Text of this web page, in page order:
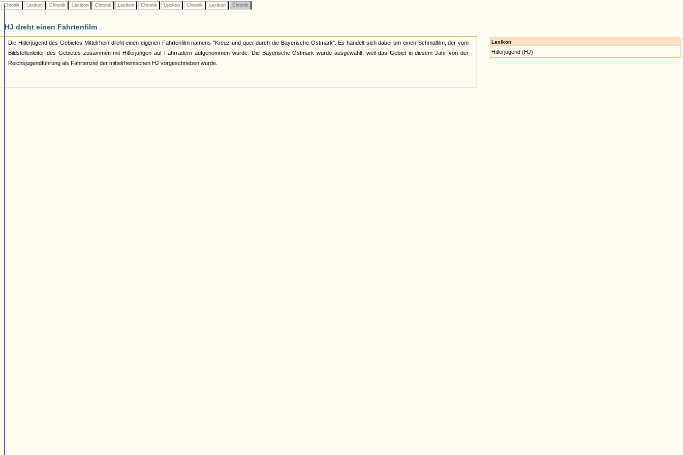
Chronik Lexikon Chronik Lexikon Chronik Lexikon Chronik Lexikon Chronik Lexikon Chronik
HJ dreht einen Fahrtenfilm
Die Hitlerjugend des Gebietes Mittelrhein dreht einen eigenen Fahrtenfilm namens "Kreuz und quer durch die Bayerische Ostmark". Es handelt sich dabei um einen Schmalfilm, der vom
Bildstellenleiter des Gebietes zusammen mit Hitlerjungen auf Fahrrädern aufgenommen wurde. Die Bayerische Ostmark wurde ausgewählt, weil das Gebiet in diesem Jahr von der
Reichsjugendführung als Fahrtenziel der mittelrheinischen HJ vorgeschrieben wurde.
Lexikon
Hitlerjugend (HJ)